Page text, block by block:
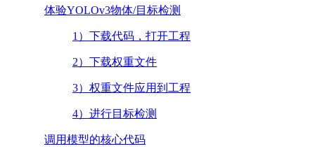
体验YOLOv3物体/目标检测
1）下载代码，打开工程
2）下载权重文件
3）权重文件应用到工程
4）进行目标检测
调用模型的核心代码